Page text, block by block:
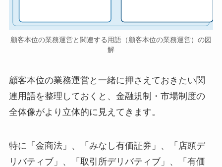
顧客本位の業務運営と関連する用語（顧客本位の業務運営）の図
解
顧客本位の業務運営と一緒に押さえておきたい関
連用語を整理しておくと、金融規制・市場制度の
全体像がより立体的に見えてきます。
特に「金商法」、「みなし有価証券」、「店頭デ
リバティブ」、「取引所デリバティブ」、「有価